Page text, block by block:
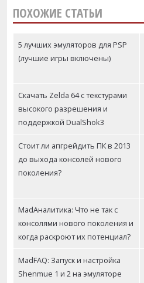
ПОХОЖИЕ СТАТЬИ
5 лучших эмуляторов для PSP
(лучшие игры включены)
Скачать Zelda 64 с текстурами
высокого разрешения и
поддержкой DualShok3
Стоит ли апгрейдить ПК в 2013
до выхода консолей нового
поколения?
MadАналитика: Что не так с
консолями нового поколения и
когда раскроют их потенциал?
MadFAQ: Запуск и настройка
Shenmue 1 и 2 на эмуляторе